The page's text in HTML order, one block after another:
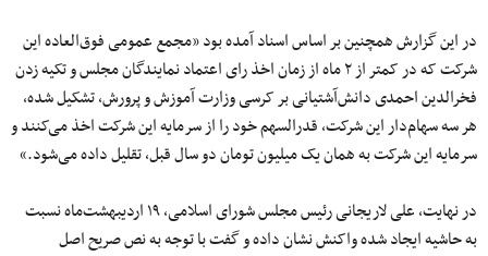
در این گزارش همچنین بر اساس اسناد آمده بود «مجمع عمومی فوق‌العاده این
شرکت که در کمتر از ۲ ماه از زمان اخذ رای اعتماد نمایندگان مجلس و تکیه زدن
فخرالدین احمدی دانش‌آشتیانی بر کرسی وزارت آموزش و پرورش، تشکیل شده،
هر سه سهام‌دار این شرکت، قدرالسهم خود را از سرمایه این شرکت اخذ می‌کنند و
سرمایه این شرکت به همان یک میلیون تومان دو سال قبل، تقلیل داده می‌شود.»
در نهایت، علی لاریجانی رئیس مجلس شورای اسلامی،۱۹اردیبهشت‌ماهنسبت
به حاشیهایجادشدهواکنش نشان داده و گفت با توجه به نص صریح اصل